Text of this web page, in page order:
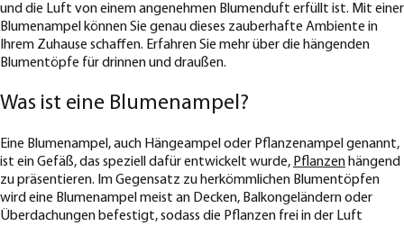
und die Luft von einem angenehmen Blumenduft erfüllt ist. Mit einer
Blumenampel können Sie genau dieses zauberhafte Ambiente in
Ihrem Zuhause schaffen. Erfahren Sie mehr über die hängenden
Blumentöpfe für drinnen und draußen.
Was ist eine Blumenampel?
Eine Blumenampel, auch Hängeampel oder Pflanzenampel genannt,
ist ein Gefäß, das speziell dafür entwickelt wurde, Pflanzen hängend
zu präsentieren. Im Gegensatz zu herkömmlichen Blumentöpfen
wird eine Blumenampel meist an Decken, Balkongeländern oder
Überdachungen befestigt, sodass die Pflanzen frei in der Luft